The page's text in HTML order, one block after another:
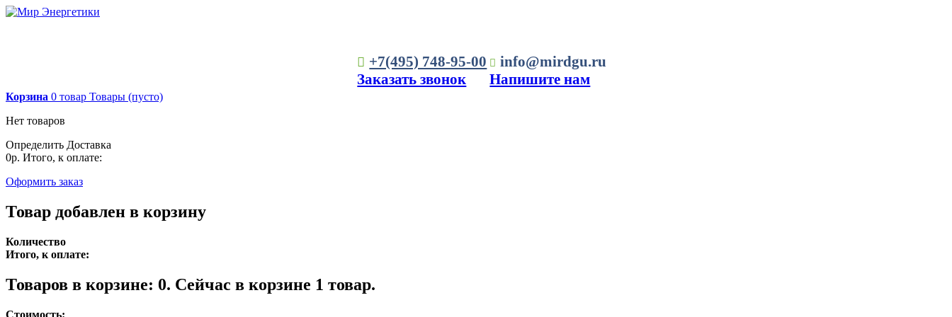
+7(495) 748-95-00 info@mirdgu.ru
Заказать звонок Напишите нам
Корзина 0 товар Товары (пусто)
Нет товаров
Определить Доставка
0р. Итого, к оплате:
Оформить заказ
Товар добавлен в корзину
Количество
Итого, к оплате:
Товаров в корзине: 0. Сейчас в корзине 1 товар.
Стоимость: